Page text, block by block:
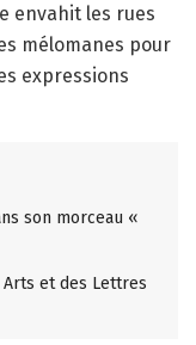
envahit les rues
mélomanes pour
expressions
son morceau «
et des Lettres